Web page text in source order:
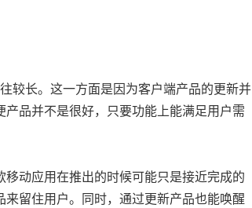
长。这一方面是因为客户端产品的更新并
品并不是很好，只要功能上能满足用户需
动应用在推出的时候可能只是接近完成的
留住用户。同时，通过更新产品也能唤醒